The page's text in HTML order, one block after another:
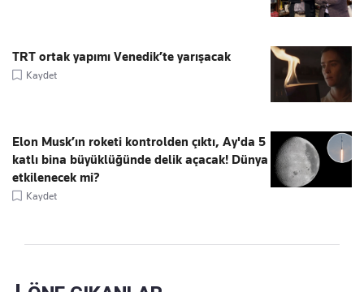
TRT ortak yapımı Venedik’te yarışacak
Kaydet
Elon Musk’ın roketi kontrolden çıktı, Ay'da 5
katlı bina büyüklüğünde delik açacak! Dünya
etkilenecek mi?
Kaydet